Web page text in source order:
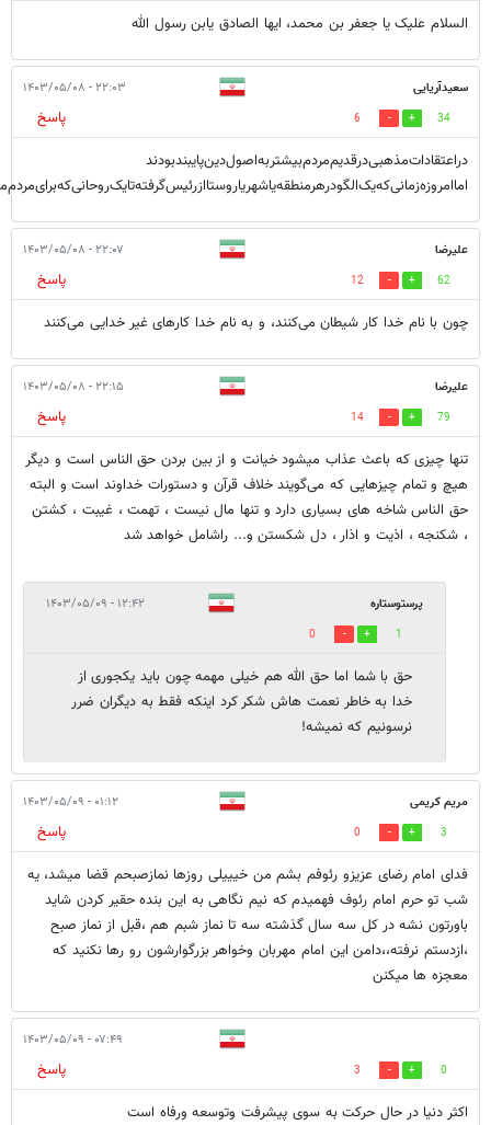
السلام علیک یا جعفر بن محمد، ایها الصادق یابن رسول الله
سعید‌آریایی ۲۲:۰۳ - ۱۴۰۳/۰۵/۰۸
34
6
پاسخ
دراعتقادات‌مذهبی‌در‌قدیم‌مردم‌بیشتر‌به‌اصول‌دین‌پایبند‌بودند
علیرضا ۲۲:۰۷ - ۱۴۰۳/۰۵/۰۸
62
12
پاسخ
چون با نام خدا کار شیطان می‌کنند، و به نام خدا کارهای غیر خدایی می‌کنند
علیرضا ۲۲:۱۵ - ۱۴۰۳/۰۵/۰۸
79
14
پاسخ
تنها چیزی که باعث عذاب میشود خیانت و از بین بردن حق الناس است و دیگر
هیچ و تمام چیزهایی که می‌گویند خلاف قرآن و دستورات خداوند است و البته
حق الناس شاخه های بسیاری دارد و تنها مال نیست ، تهمت ، غیبت ، کشتن
، شکنجه ، اذیت و اذار ، دل شکستن و... راشامل خواهد شد
پرستوستاره ۱۲:۴۲ - ۱۴۰۳/۰۵/۰۹
1
0
حق با شما اما حق الله هم خیلی مهمه چون باید یکجوری از
خدا به خاطر نعمت هاش شکر کرد اینکه فقط به دیگران ضرر
نرسونیم که نمیشه!
مریم کریمی ۰۱:۱۲ - ۱۴۰۳/۰۵/۰۹
3
0
پاسخ
فدای امام رضای عزیزو رئوفم بشم من خیییلی روزها نمازصبحم قضا میشد، یه
شب تو حرم امام رئوف فهمیدم که نیم نگاهی به این بنده حقیر کردن شاید
باورتون نشه در کل سه سال گذشته سه تا نماز شبم هم ،قبل از نماز صبح
،ازدستم نرفته،،دامن این امام مهربان وخواهر بزرگوارشون رو رها نکنید که
معجزه ها میکنن
۰۷:۴۹ - ۱۴۰۳/۰۵/۰۹
0
3
پاسخ
اکثر دنیا در حال حرکت به سوی پیشرفت وتوسعه ورفاه است